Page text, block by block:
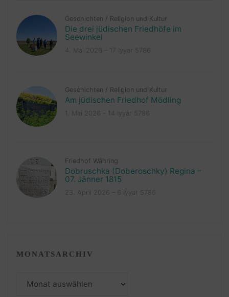
Geschichten / Religion und Kultur
Die drei jüdischen Friedhöfe im
Seewinkel
Geschichten / Religion und Kultur
Am jüdischen Friedhof Mödling
Friedhof Währing
Dobruschka (Doberoschky) Regina –
07. Jänner 1815
MONATSARCHIV
Monatsarchiv